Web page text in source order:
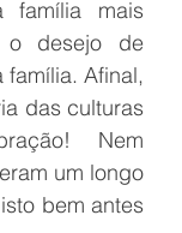
família mais
o desejo de
Afinal,
das culturas
Nem
um longo
bem antes